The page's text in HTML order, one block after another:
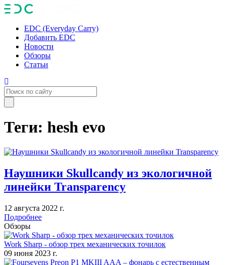
EDC (Everyday Carry)
Добавить EDC
Новости
Обзоры
Статьи
Теги: hesh evo
Наушники Skullcandy из экологичной
линейки Transparency
12 августа 2022 г.
Подробнее
Обзоры
Work Sharp - обзор трех механических точилок
09 июня 2023 г.